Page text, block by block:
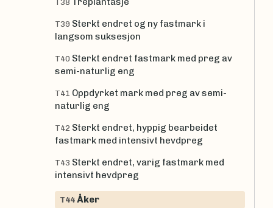
T38
T39 Sterkt endret og ny fastmark i
langsom suksesjon
T40 Sterkt endret fastmark med preg av
semi-naturlig eng
T41 Oppdyrket mark med preg av semi-
naturlig eng
T42 Sterkt endret, hyppig bearbeidet
fastmark med intensivt hevdpreg
T43 Sterkt endret, varig fastmark med
intensivt hevdpreg
T44 Åker